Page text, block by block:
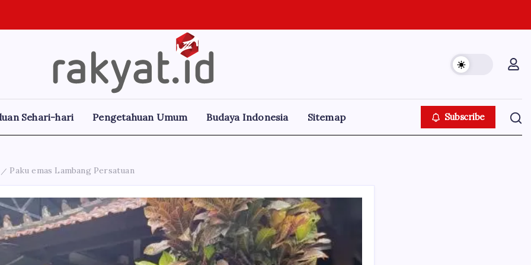
Rakyat.id
Edukasi
Untuk
Umum
Sehari-hari Pengetahuan Umum Budaya Indonesia Sitemap Subscribe
/ Paku emas Lambang Persatuan